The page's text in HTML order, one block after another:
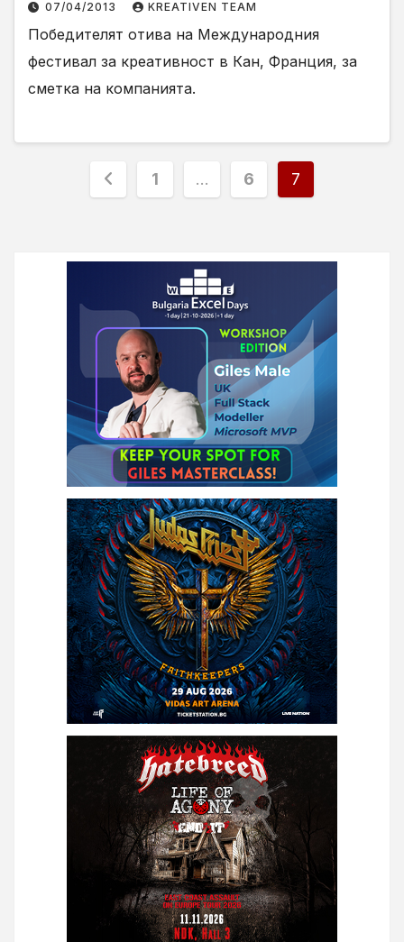
07/04/2013 KREATIVEN TEAM
Победителят отива на Международния
фестивал за креативност в Кан, Франция, за
сметка на компанията.
Разделяне
публикациите
страници
1 … 6 7